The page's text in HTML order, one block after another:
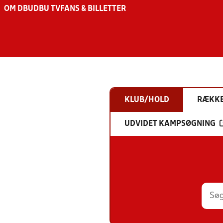
OM DBU DBU TV FANS & BILLETTER
KLUB/HOLD
UDVIDET KAMPSØGNING